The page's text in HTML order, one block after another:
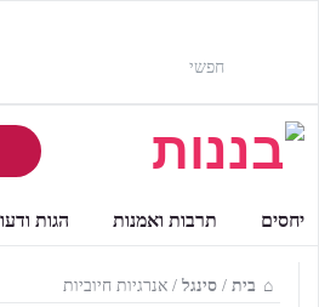
יחסים תרבות ואמנות הגות
בית / סינגל / אנרגיות חיוביות